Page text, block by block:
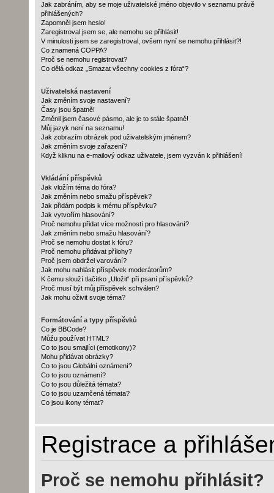
Jak zabráním, aby se moje uživatelské jméno objevilo v seznamu právě
přihlášených?
Zapomněl jsem heslo!
Zaregistroval jsem se, ale nemohu se přihlásit!
V minulosti jsem se zaregistroval, ovšem nyní se nemohu přihlásit?!
Co znamená COPPA?
Proč se nemohu registrovat?
Co dělá odkaz „Smazat všechny cookies z fóra“?
Uživatelská nastavení
Jak změním svoje nastavení?
Časy jsou špatně!
Změnil jsem časové pásmo, ale je to stále špatně!
Můj jazyk není na seznamu!
Jak zobrazím obrázek pod uživatelským jménem?
Jak změním svoje zařazení?
Když kliknu na e-mailový odkaz uživatele, jsem vyzván k přihlášení!
Vkládání příspěvků
Jak vložím téma do fóra?
Jak změním nebo smažu příspěvek?
Jak přidám podpis k mému příspěvku?
Jak vytvořím hlasování?
Proč nemohu přidat více možností pro hlasování?
Jak změním nebo smažu hlasování?
Proč se nemohu dostat k fóru?
Proč nemohu přidávat přílohy?
Proč jsem obdržel varování?
Jak mohu nahlásit příspěvek moderátorům?
K čemu slouží tlačítko „Uložit“ při psaní příspěvků?
Proč musí být můj příspěvek schválen?
Jak mohu oživit svoje téma?
Formátování a typy příspěvků
Co je BBCode?
Můžu používat HTML?
Co to jsou smajlíci (emotikony)?
Mohu přidávat obrázky?
Co to jsou Globální oznámení?
Co to jsou oznámení?
Co to jsou důležitá témata?
Co to jsou uzamčená témata?
Co jsou ikony témat?
Registrace a
Proč se nemohu přihlásit?